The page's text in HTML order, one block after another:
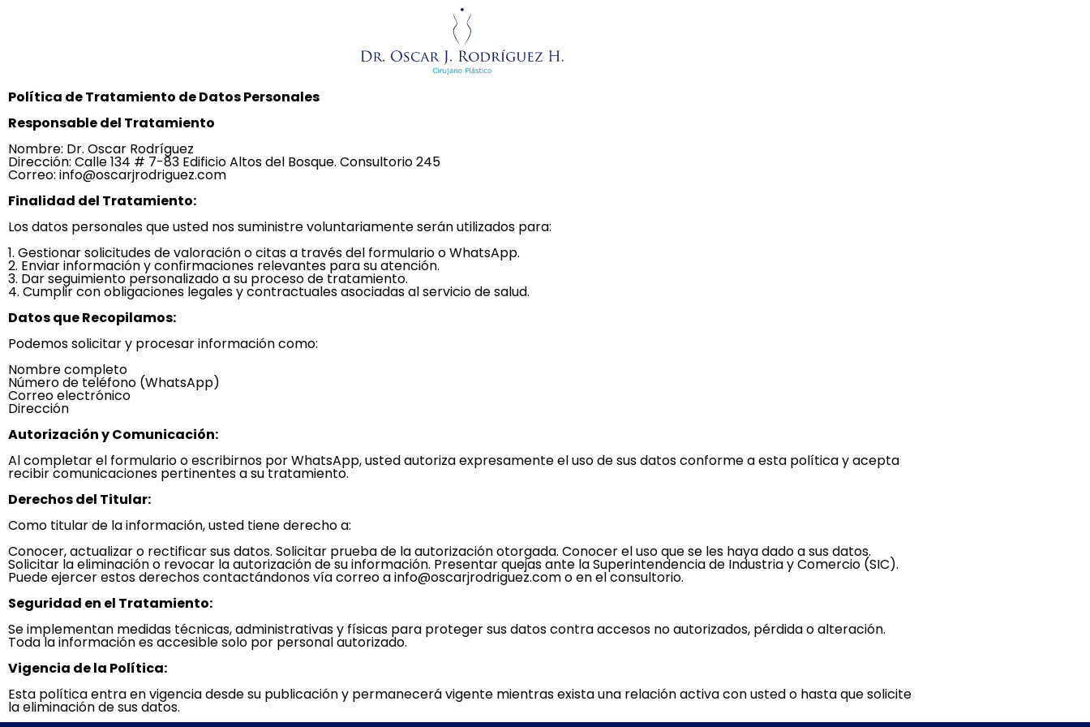
Política de Tratamiento de Datos Personales
Responsable del Tratamiento
Nombre: Dr. Oscar Rodríguez
Dirección: Calle 134 # 7-83 Edificio Altos del Bosque. Consultorio 245
Correo: info@oscarjrodriguez.com
Finalidad del Tratamiento:
Los datos personales que usted nos suministre voluntariamente serán utilizados para:
1. Gestionar solicitudes de valoración o citas a través del formulario o WhatsApp.
2. Enviar información y confirmaciones relevantes para su atención.
3. Dar seguimiento personalizado a su proceso de tratamiento.
4. Cumplir con obligaciones legales y contractuales asociadas al servicio de salud.
Datos que Recopilamos:
Podemos solicitar y procesar información como:
Nombre completo
Número de teléfono (WhatsApp)
Correo electrónico
Dirección
Autorización y Comunicación:
Al completar el formulario o escribirnos por WhatsApp, usted autoriza expresamente el uso de sus datos conforme a esta política y acepta
recibir comunicaciones pertinentes a su tratamiento.
Derechos del Titular:
Como titular de la información, usted tiene derecho a:
Conocer, actualizar o rectificar sus datos. Solicitar prueba de la autorización otorgada. Conocer el uso que se les haya dado a sus datos.
Solicitar la eliminación o revocar la autorización de su información. Presentar quejas ante la Superintendencia de Industria y Comercio (SIC).
Puede ejercer estos derechos contactándonos vía correo a info@oscarjrodriguez.com o en el consultorio.
Seguridad en el Tratamiento:
Se implementan medidas técnicas, administrativas y físicas para proteger sus datos contra accesos no autorizados, pérdida o alteración.
Toda la información es accesible solo por personal autorizado.
Vigencia de la Política:
Esta política entra en vigencia desde su publicación y permanecerá vigente mientras exista una relación activa con usted o hasta que solicite
la eliminación de sus datos.